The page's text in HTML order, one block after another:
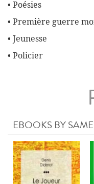
• Poésies
• Première guerre
• Jeunesse
• Policier
EBOOKS BY